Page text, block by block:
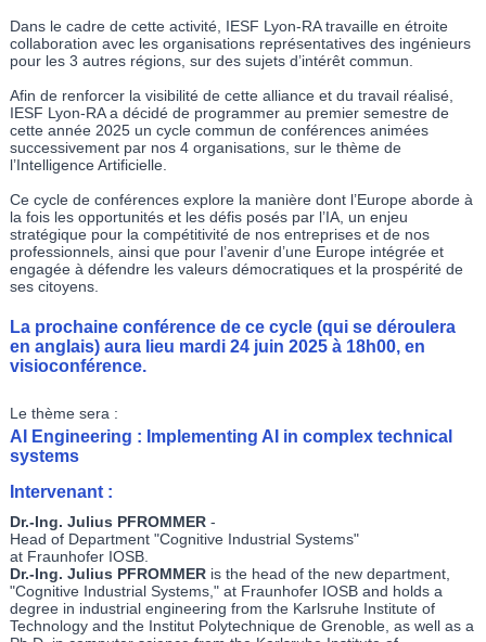
Dans le cadre de cette activité, IESF Lyon-RA travaille en étroite
collaboration avec les organisations représentatives des ingénieurs
pour les 3 autres régions, sur des sujets d’intérêt commun.
Afin de renforcer la visibilité de cette alliance et du travail réalisé,
IESF Lyon-RA a décidé de programmer au premier semestre de
cette année 2025 un cycle commun de conférences animées
successivement par nos 4 organisations, sur le thème de
l’Intelligence Artificielle.
Ce cycle de conférences explore la manière dont l’Europe aborde à
la fois les opportunités et les défis posés par l’IA, un enjeu
stratégique pour la compétitivité de nos entreprises et de nos
professionnels, ainsi que pour l’avenir d’une Europe intégrée et
engagée à défendre les valeurs démocratiques et la prospérité de
ses citoyens.
La prochaine conférence de ce cycle (qui se déroulera
en anglais) aura lieu mardi 24 juin 2025 à 18h00, en
visioconférence.
Le thème sera :
AI Engineering : Implementing AI in complex technical
systems
Intervenant :
Dr.-Ing. Julius PFROMMER-
Head of Department "Cognitive Industrial Systems"
at Fraunhofer IOSB.
Dr.-Ing. Julius PFROMMERis the head of the new department,
"Cognitive Industrial Systems," at Fraunhofer IOSB and holds a
degree in industrial engineering from the Karlsruhe Institute of
Technology and the Institut Polytechnique de Grenoble, as well as a